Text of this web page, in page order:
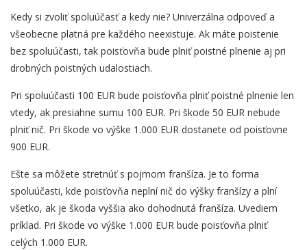
Kedy si zvoliť spoluúčasť a kedy nie? Univerzálna odpoveď a
všeobecne platná pre každého neexistuje. Ak máte poistenie
bez spoluúčasti, tak poisťovňa bude plniť poistné plnenie aj pri
drobných poistných udalostiach.
Pri spoluúčasti 100 EUR bude poisťovňa plniť poistné plnenie len
vtedy, ak presiahne sumu 100 EUR. Pri škode 50 EUR nebude
plniť nič. Pri škode vo výške 1.000 EUR dostanete od poisťovne
900 EUR.
Ešte sa môžete stretnúť s pojmom franšíza. Je to forma
spoluúčasti, kde poisťovňa neplní nič do výšky franšízy a plní
všetko, ak je škoda vyššia ako dohodnutá franšíza. Uvediem
príklad. Pri škode vo výške 1.000 EUR bude poisťovňa plniť
celých 1.000 EUR.